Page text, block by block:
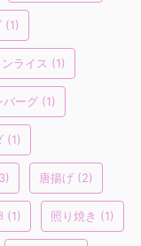
(1)
ライス (1)
バーグ (1)
(1)
唐揚げ (2)
(1) 照り焼き (1)